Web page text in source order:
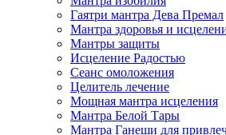
Гаятри мантра Дева Премал
Мантра здоровья и
Мантры защиты
Исцеление Радостью
Сеанс омоложения
Целитель лечение
Мощная мантра исцеления
Мантра Белой Тары
Мантра Ганеши для